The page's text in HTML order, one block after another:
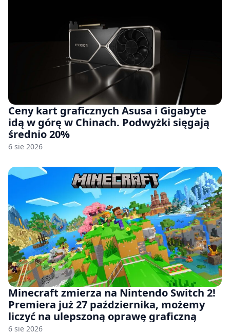
Ceny kart graficznych Asusa i Gigabyte
idą w górę w Chinach. Podwyżki sięgają
średnio 20%
6 sie 2026
Minecraft zmierza na Nintendo Switch 2!
Premiera już 27 października, możemy
liczyć na ulepszoną oprawę graficzną
6 sie 2026